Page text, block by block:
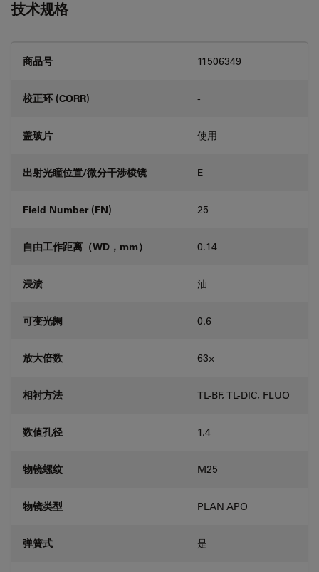
技术规格
商品号 11506349
校正环 (CORR) -
盖玻片 使用
出射光瞳位置/微分干涉棱镜 E
Field Number (FN) 25
自由工作距离（WD，mm） 0.14
浸渍 油
可变光阑 0.6
放大倍数 63⨉
相衬方法 TL-BF, TL-DIC, FLUO
数值孔径 1.4
物镜螺纹 M25
物镜类型 PLAN APO
弹簧式 是